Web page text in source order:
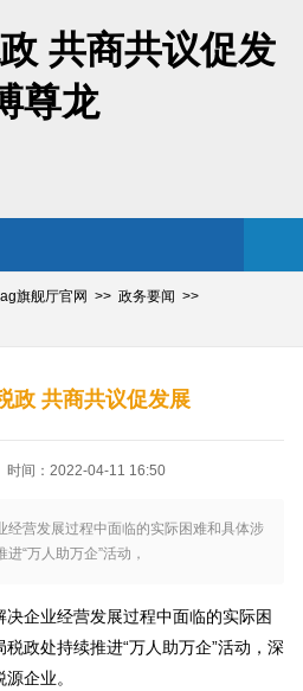
共商共议促发
尊龙
旗舰厅官网
政务要闻
政 共商共议促发展
间：2022-04-11 16:50
经营发展过程中面临的实际困难和具体涉
“万人助万企”活动，
企业经营发展过程中面临的实际困
政处持续推进“万人助万企”活动，深
企业。